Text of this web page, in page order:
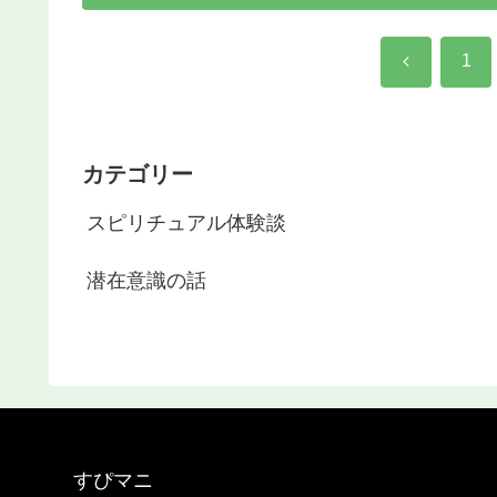
前 1
カテゴリー
スピリチュアル体験談
潜在意識の話
すぴマニ